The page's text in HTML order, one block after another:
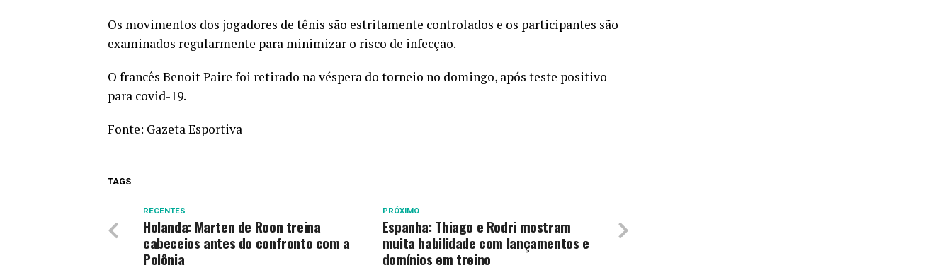
Os movimentos dos jogadores de tênis são estritamente controlados e os participantes são
examinados regularmente para minimizar o risco de infecção.
O francês Benoit Paire foi retirado na véspera do torneio no domingo, após teste positivo
para covid-19.
Fonte: Gazeta Esportiva
TAGS
PRÓXIMO
Espanha: Thiago e Rodri mostram
muita habilidade com lançamentos e
domínios em treino
RECENTES
Holanda: Marten de Roon treina
cabeceios antes do confronto com a
Polônia